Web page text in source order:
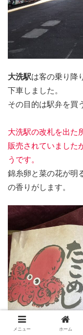
大洗駅は客の乗り降
下車しました。
その目的は駅弁を買
大洗駅の改札を出た
販売されていました
うです。
錦糸卵と菜の花が明
の香りがします。
メニュー ホーム